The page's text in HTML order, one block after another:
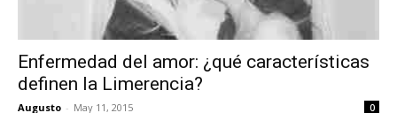
Enfermedad del amor: ¿qué características
definen la Limerencia?
Augusto - May 11, 2015 0